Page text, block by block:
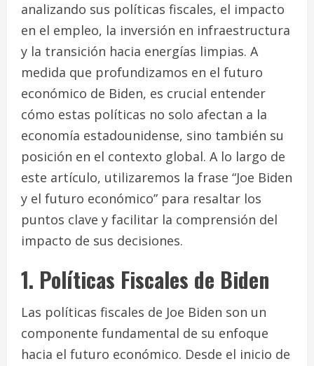
analizando sus políticas fiscales, el impacto
en el empleo, la inversión en infraestructura
y la transición hacia energías limpias. A
medida que profundizamos en el futuro
económico de Biden, es crucial entender
cómo estas políticas no solo afectan a la
economía estadounidense, sino también su
posición en el contexto global. A lo largo de
este artículo, utilizaremos la frase “Joe Biden
y el futuro económico” para resaltar los
puntos clave y facilitar la comprensión del
impacto de sus decisiones.
1. Políticas Fiscales de Biden
Las políticas fiscales de Joe Biden son un
componente fundamental de su enfoque
hacia el futuro económico. Desde el inicio de